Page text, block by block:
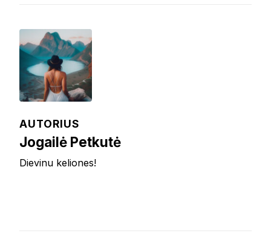
AUTORIUS
Jogailė Petkutė
Dievinu keliones!